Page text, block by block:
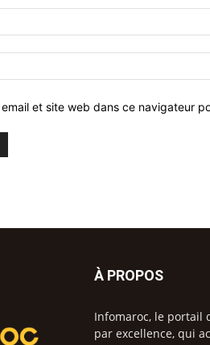
et site web dans ce navigateur
À PROPOS
Infomaroc, le portail
par excellence, qui